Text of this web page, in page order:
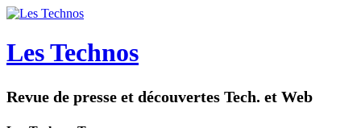
Les Technos
Revue de presse et découvertes Tech. et Web